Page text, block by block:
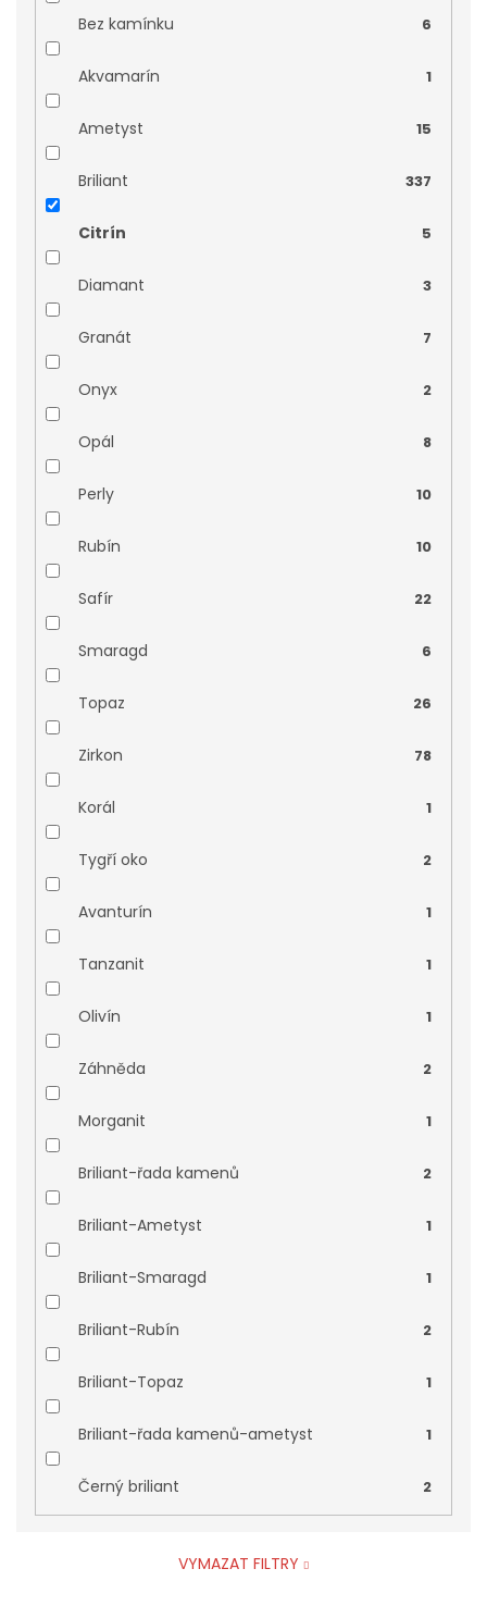
Zodiax
Bez kamínku 6
Akvamarín 1
Ametyst 15
Briliant 337
Citrín 5
Diamant 3
Granát 7
Onyx 2
Opál 8
Perly 10
Rubín 10
Safír 22
Smaragd 6
Topaz 26
Zirkon 78
Korál 1
Tygří oko 2
Avanturín 1
Tanzanit 1
Olivín 1
Záhněda 2
Morganit 1
Briliant-řada kamenů 2
Briliant-Ametyst 1
Briliant-Smaragd 1
Briliant-Rubín 2
Briliant-Topaz 1
Briliant-řada kamenů-ametyst 1
Černý briliant 2
VYMAZAT FILTRY